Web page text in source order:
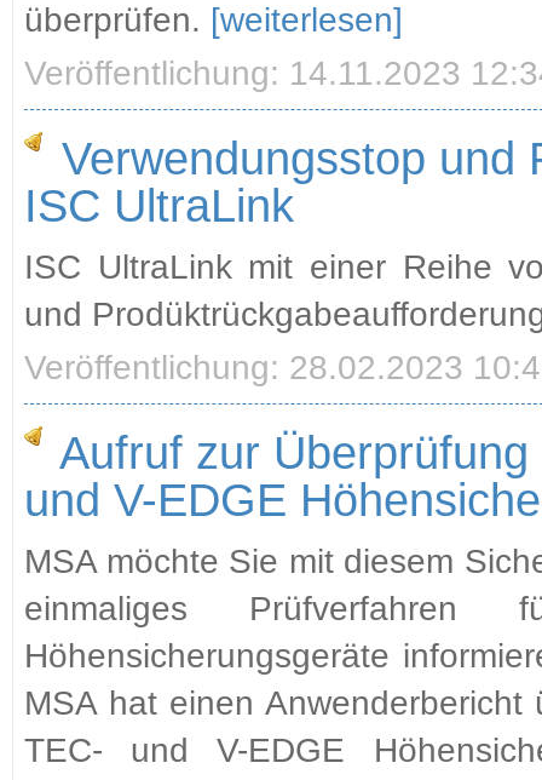
überprüfen. [weiterlesen]
Veröffentlichung: 14.11.2023
Verwendungsstop und
ISC UltraLink
ISC UltraLink mit einer Reihe
und
Veröffentlichung: 28.02.2023
Aufruf zur
und V-EDGE
MSA möchte Sie mit diesem
einmaliges
Höhensicherungsgeräte
MSA hat einen
TEC- und V-EDGE